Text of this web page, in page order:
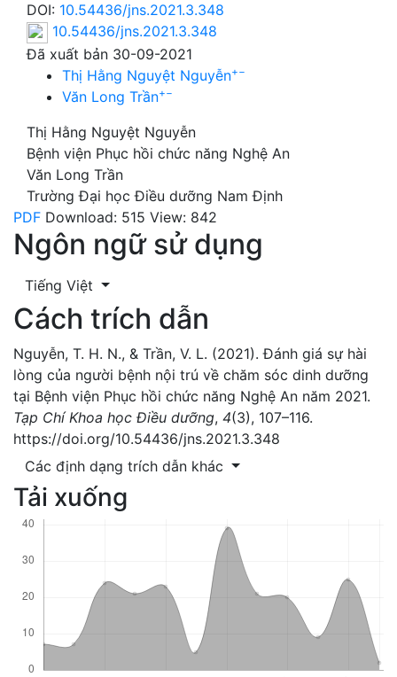
DOI: 10.54436/jns.2021.3.348
10.54436/jns.2021.3.348
Đã xuất bản 30-09-2021
Thị Hằng Nguyệt Nguyễn+−
Văn Long Trần+−
Thị Hằng Nguyệt Nguyễn
Bệnh viện Phục hồi chức năng Nghệ An
Văn Long Trần
Trường Đại học Điều dưỡng Nam Định
PDF Download: 515 View: 842
Ngôn ngữ sử dụng
Tiếng Việt
Cách trích dẫn
Nguyễn, T. H. N., & Trần, V. L. (2021). Đánh giá sự hài
lòng của người bệnh nội trú về chăm sóc dinh dưỡng
tại Bệnh viện Phục hồi chức năng Nghệ An năm 2021.
Tạp Chí Khoa học Điều dưỡng, 4(3), 107–116.
https://doi.org/10.54436/jns.2021.3.348
Các định dạng trích dẫn khác
Tải xuống